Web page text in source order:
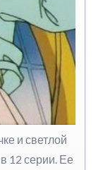
и светлой
12 серии. Ее